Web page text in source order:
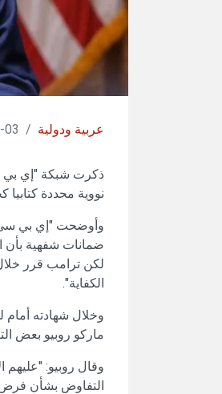
عربية ودولية /
03-06-2026
ذكرت شبكة "إي بي
نووية محددة
وأوضحت "إي بي سي
ضمانات شفهية بأن
لكن ترامب قرر
الكفاية".
وخلال شهادته أمام
ماركو روبيو بعض
وقال روبيو: "عليهم
التفاوض بشأن فرض